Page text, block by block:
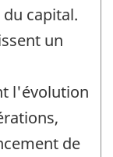
capital.
un
l'évolution
de